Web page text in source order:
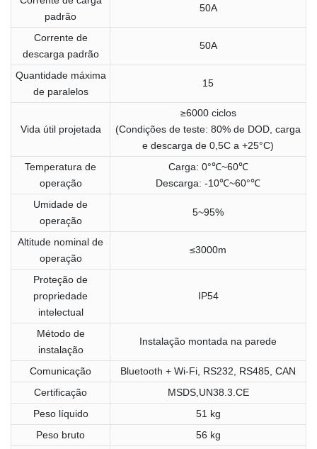
padrão
50A
Corrente de
descarga padrão
50A
Quantidade máxima
de paralelos
15
Vida útil projetada
≥6000 ciclos
(Condições de teste: 80% de DOD, carga
e descarga de 0,5C a +25°C)
Temperatura de
operação
Carga: 0°℃~60℃
Descarga: -10℃~60°℃
Umidade de
operação
5~95%
Altitude nominal de
operação
≤3000m
Proteção de
propriedade
intelectual
IP54
Método de
instalação
Instalação montada na parede
Comunicação
Bluetooth + Wi-Fi, RS232, RS485, CAN
Certificação
MSDS,UN38.3.CE
Peso líquido
51 kg
Peso bruto
56 kg